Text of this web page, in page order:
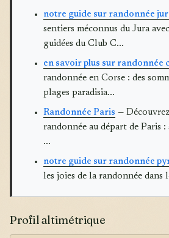
notre guide sur randonnée
sentiers méconnus du Jura
guidées du Club C...
en savoir plus sur randonnée
randonnée en Corse : des
plages paradisia...
Randonnée Paris —
randonnée au départ de Paris
...
notre guide sur randonnée
les joies de la randonnée dans
Profil altimétrique